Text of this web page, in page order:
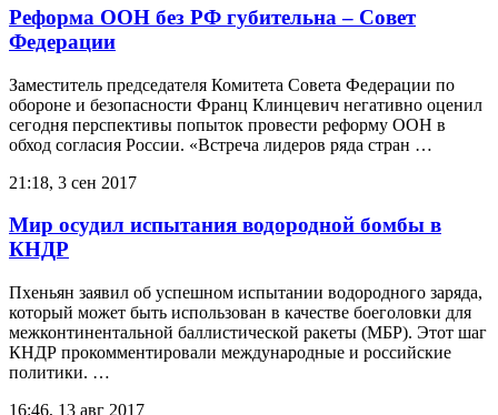
Реформа ООН без РФ губительна – Совет
Федерации
Заместитель председателя Комитета Совета Федерации по
обороне и безопасности Франц Клинцевич негативно оценил
сегодня перспективы попыток провести реформу ООН в
обход согласия России. «Встреча лидеров ряда стран …
21:18, 3 сен 2017
Мир осудил испытания водородной бомбы в
КНДР
Пхеньян заявил об успешном испытании водородного заряда,
который может быть использован в качестве боеголовки для
межконтинентальной баллистической ракеты (МБР). Этот шаг
КНДР прокомментировали международные и российские
политики. …
16:46, 13 авг 2017